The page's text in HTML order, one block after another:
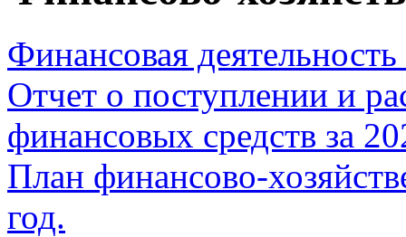
Финансовая деятельность
Отчет о поступлении и
финансовых средств за
План финансово-
год.